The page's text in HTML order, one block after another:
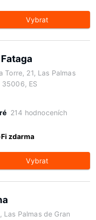
Vybrat
Torre, 21, Las Palmas
35006, ES
214 hodnoceních
zdarma
Vybrat
Las Palmas de Gran